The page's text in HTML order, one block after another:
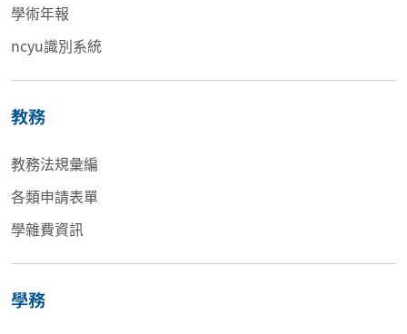
學術年報
ncyu識別系統
教務
教務法規彙編
各類申請表單
學雜費資訊
學務